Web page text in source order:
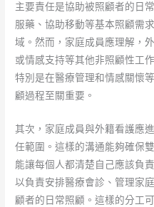
主要責任是協助被照顧者的日
服藥、協助移動等基本照顧需
域。然而，家庭成員應理解，
或情感支持等其他非照顧性工
特別是在醫療管理和情感關懷
顧過程至關重要。
其次，家庭成員與外籍看護應
任範圍。這樣的溝通能夠確保
能讓每個人都清楚自己應該負
以負責安排醫療會診、管理家
顧者的日常照顧。這樣的分工